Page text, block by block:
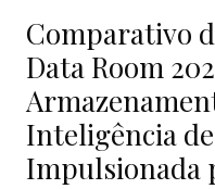
Comparativo
Data Room
Inteligência
Impulsionada